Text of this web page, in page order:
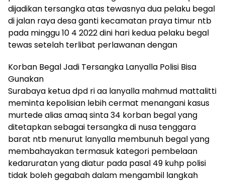
dijadikan tersangka atas tewasnya dua pelaku begal
di jalan raya desa ganti kecamatan praya timur ntb
pada minggu 10 4 2022 dini hari kedua pelaku begal
tewas setelah terlibat perlawanan dengan
Korban Begal Jadi Tersangka Lanyalla Polisi Bisa
Gunakan
Surabaya ketua dpd ri aa lanyalla mahmud mattalitti
meminta kepolisian lebih cermat menangani kasus
murtede alias amaq sinta 34 korban begal yang
ditetapkan sebagai tersangka di nusa tenggara
barat ntb menurut lanyalla membunuh begal yang
membahayakan termasuk kategori pembelaan
kedaruratan yang diatur pada pasal 49 kuhp polisi
tidak boleh gegabah dalam mengambil langkah